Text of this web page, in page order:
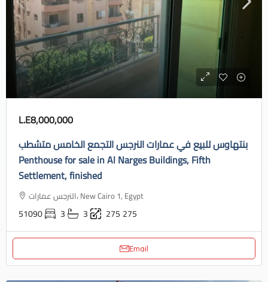
L.E8,000,000
بنتهاوس للبيع في عمارات النرجس التجمع الخامس متشطب
Penthouse for sale in Al Narges Buildings, Fifth
Settlement, finished
النرجس عمارات، New Cairo 1, Egypt
51090 3 3 275 275
Email